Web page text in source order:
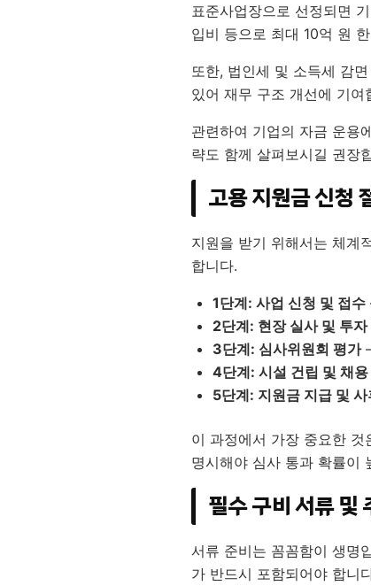
표준사업장으로 선정되면
입비 등으로 최대 10억 원
또한, 법인세 및 소득세 감
있어 재무 구조 개선에 기
관련하여 기업의 자금 운용
략도 함께 살펴보시길 권장
고용 지원금 신청
지원을 받기 위해서는 체계
합니다.
1단계: 사업 신청 및 접수
2단계: 현장 실사 및 투자
3단계: 심사위원회 평가
4단계: 시설 건립 및 채용
5단계: 지원금 지급 및 사
이 과정에서 가장 중요한 것
명시해야 심사 통과 확률이
필수 구비 서류 및
서류 준비는 꼼꼼함이 생명
가 반드시 포함되어야 합니